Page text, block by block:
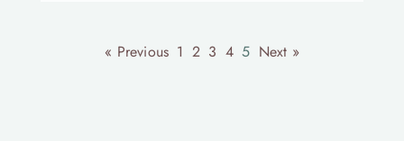
« Previous 1 2 3 4 5 Next »